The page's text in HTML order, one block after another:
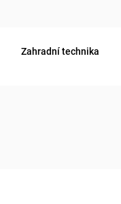
Zahradní technika